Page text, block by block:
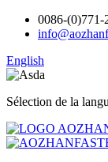
0086-(0)771-
English
Sélection de la